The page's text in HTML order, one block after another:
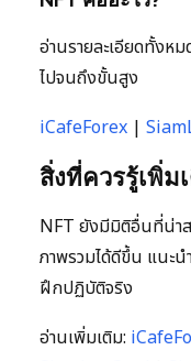
อ่านรายละเอียดทั้ง
ไปจนถึงขั้นสูง
iCafeForex |
สิ่งที่ควรรู้เพิ่ม
NFT ยังมีมิติอื่นที่น่าส
ภาพรวมได้ดีขึ้น แนะน
ฝึกปฏิบัติจริง
อ่านเพิ่มเติม: